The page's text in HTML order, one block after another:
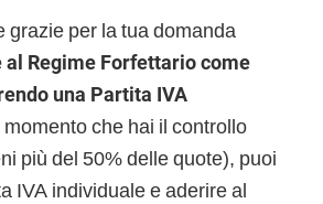
grazie per la tua domanda
al Regime Forfettario come
una Partita IVA
momento che hai il controllo
più del 50% delle quote), puoi
IVA individuale e aderire al